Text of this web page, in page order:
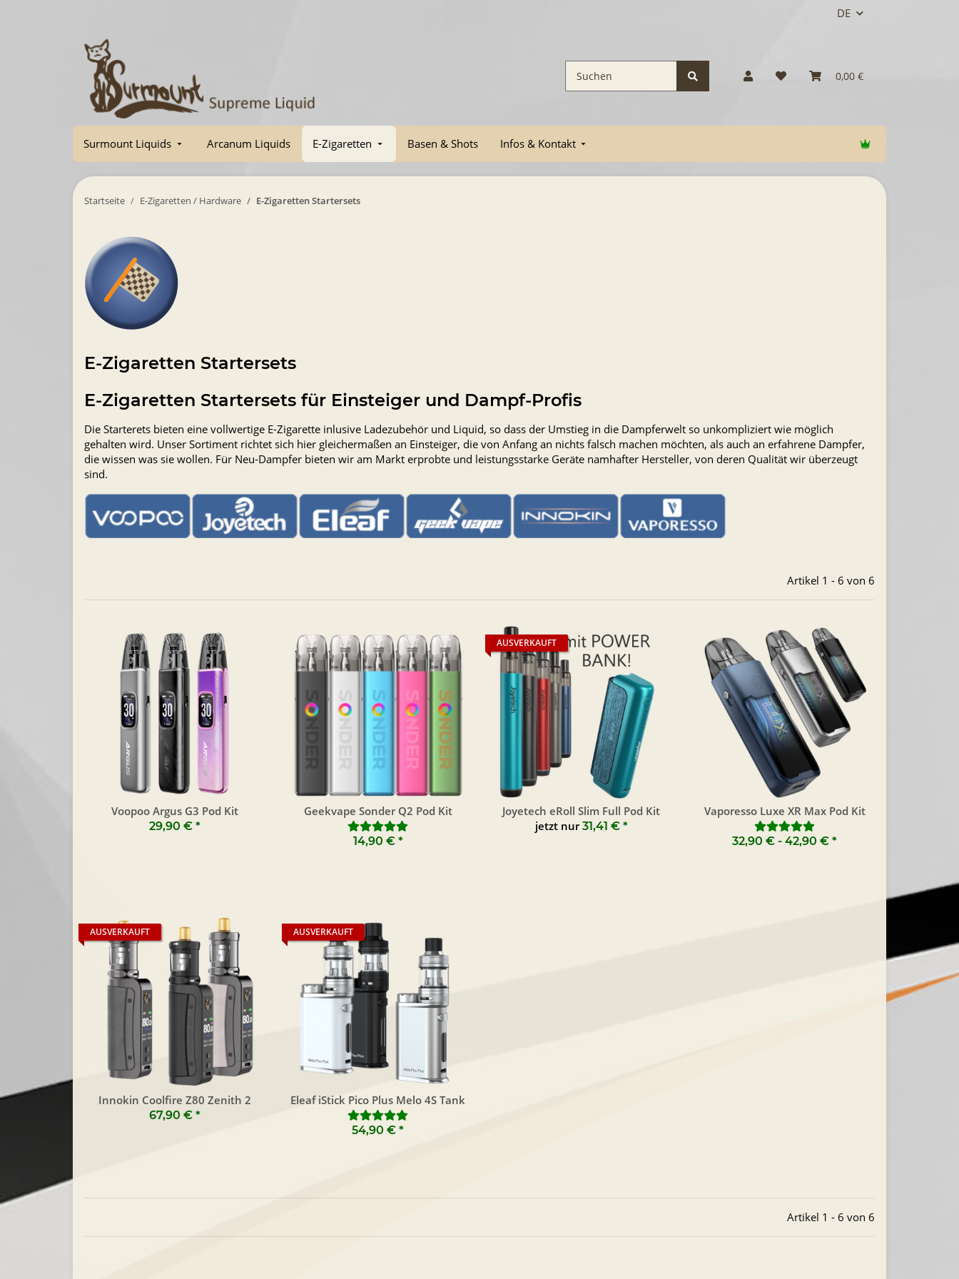
DE
0,00 €
Surmount Liquids Arcanum Liquids E-Zigaretten Basen & Shots Infos & Kontakt
Startseite E-Zigaretten / Hardware E-Zigaretten Startersets
E-Zigaretten Startersets
E-Zigaretten Startersets für Einsteiger und Dampf-Profis
Die Starterets bieten eine vollwertige E-Zigarette inlusive Ladezubehör und Liquid, so dass der Umstieg in die Dampferwelt so unkompliziert wie möglich
gehalten wird. Unser Sortiment richtet sich hier gleichermaßen an Einsteiger, die von Anfang an nichts falsch machen möchten, als auch an erfahrene Dampfer,
die wissen was sie wollen. Für Neu-Dampfer bieten wir am Markt erprobte und leistungsstarke Geräte namhafter Hersteller, von deren Qualität wir überzeugt
sind.
Artikel 1 - 6 von 6
Voopoo Argus G3 Pod Kit
29,90 € *
Geekvape Sonder Q2 Pod Kit
14,90 € *
AUSVERKAUFT
Joyetech eRoll Slim Full Pod Kit
jetzt nur31,41 € *
Vaporesso Luxe XR Max Pod Kit
32,90 € - 42,90 € *
AUSVERKAUFT
Innokin Coolfire Z80 Zenith 2
67,90 € *
AUSVERKAUFT
Eleaf iStick Pico Plus Melo 4S Tank
54,90 € *
Artikel 1 - 6 von 6